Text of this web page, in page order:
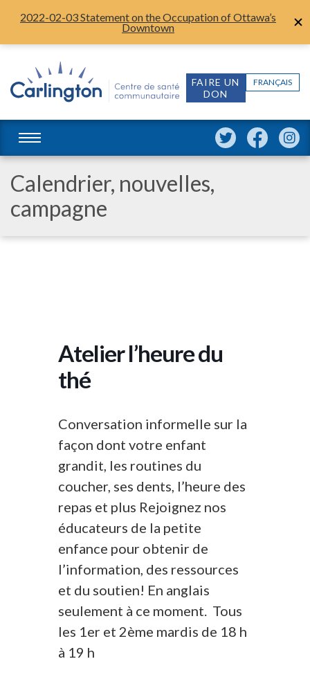
2022-02-03 Statement on the Occupation of Ottawa’s
Downtown
FRANÇAIS
FAIRE UN
DON
Calendrier, nouvelles,
campagne
Atelier l’heure du
thé
Conversation informelle sur la
façon dont votre enfant
grandit, les routines du
coucher, ses dents, l’heure des
repas et plus Rejoignez nos
éducateurs de la petite
enfance pour obtenir de
l’information, des ressources
et du soutien! En anglais
seulement à ce moment. Tous
les 1er et 2ème mardis de 18 h
à 19 h